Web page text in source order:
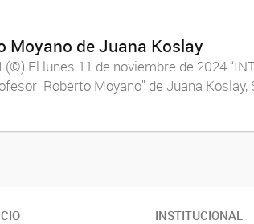
Moyano de Juana Koslay
El lunes 11 de noviembre de 2024
Roberto Moyano" de Juana
INSTITUCIONAL